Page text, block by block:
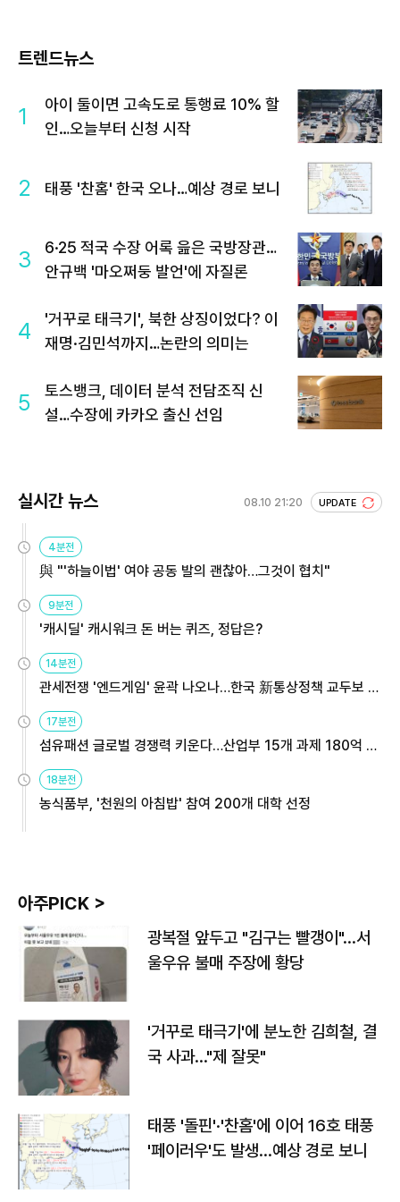
트렌드뉴스
1
아이 둘이면 고속도로 통행료 10% 할
인…오늘부터 신청 시작
2 태풍 '찬홈' 한국 오나…예상 경로 보니
3
6·25 적국 수장 어록 읊은 국방장관…
안규백 '마오쩌둥 발언'에 자질론
4
'거꾸로 태극기', 북한 상징이었다? 이
재명·김민석까지…논란의 의미는
5
토스뱅크, 데이터 분석 전담조직 신
설…수장에 카카오 출신 선임
실시간 뉴스 08.10 21:20 UPDATE
4분전
與 "'하늘이법' 여야 공동 발의 괜찮아…그것이 협치"
9분전
'캐시딜' 캐시워크 돈 버는 퀴즈, 정답은?
14분전
관세전쟁 '엔드게임' 윤곽 나오나…한국 新통상정책 교두보 활
용해야
17분전
섬유패션 글로벌 경쟁력 키운다…산업부 15개 과제 180억 지
원
18분전
농식품부, '천원의 아침밥' 참여 200개 대학 선정
아주PICK >
광복절 앞두고 "김구는 빨갱이"…서
울우유 불매 주장에 황당
'거꾸로 태극기'에 분노한 김희철, 결
국 사과…"제 잘못"
태풍 '돌핀'·'찬홈'에 이어 16호 태풍
'페이러우'도 발생…예상 경로 보니